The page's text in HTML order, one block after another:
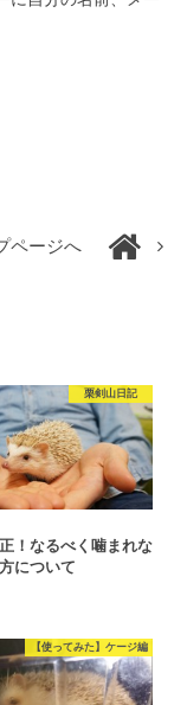
ページへ
栗剣山日記
！なるべく噛まれな
について
【使ってみた】ケージ編